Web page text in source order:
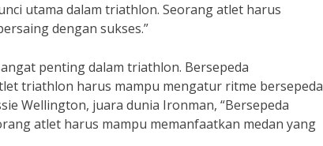
utama dalam triathlon. Seorang atlet harus
dengan sukses.”
penting dalam triathlon. Bersepeda
triathlon harus mampu mengatur ritme bersepeda
Wellington, juara dunia Ironman, “Bersepeda
atlet harus mampu memanfaatkan medan yang